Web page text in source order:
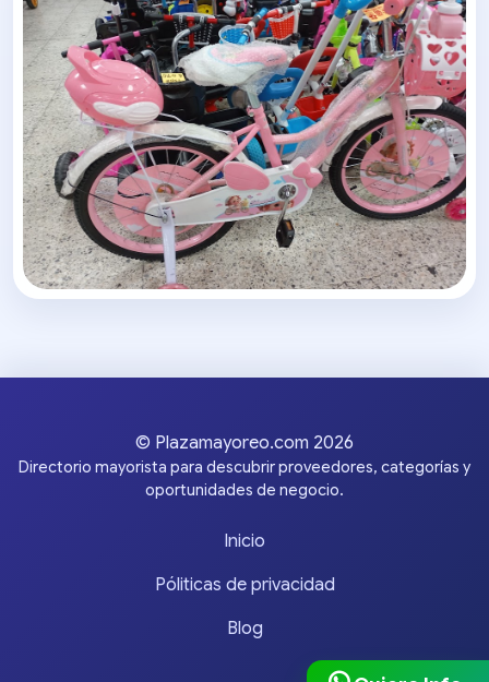
© Plazamayoreo.com 2026
Directorio mayorista para descubrir proveedores, categorías y
oportunidades de negocio.
Inicio
Póliticas de privacidad
Blog